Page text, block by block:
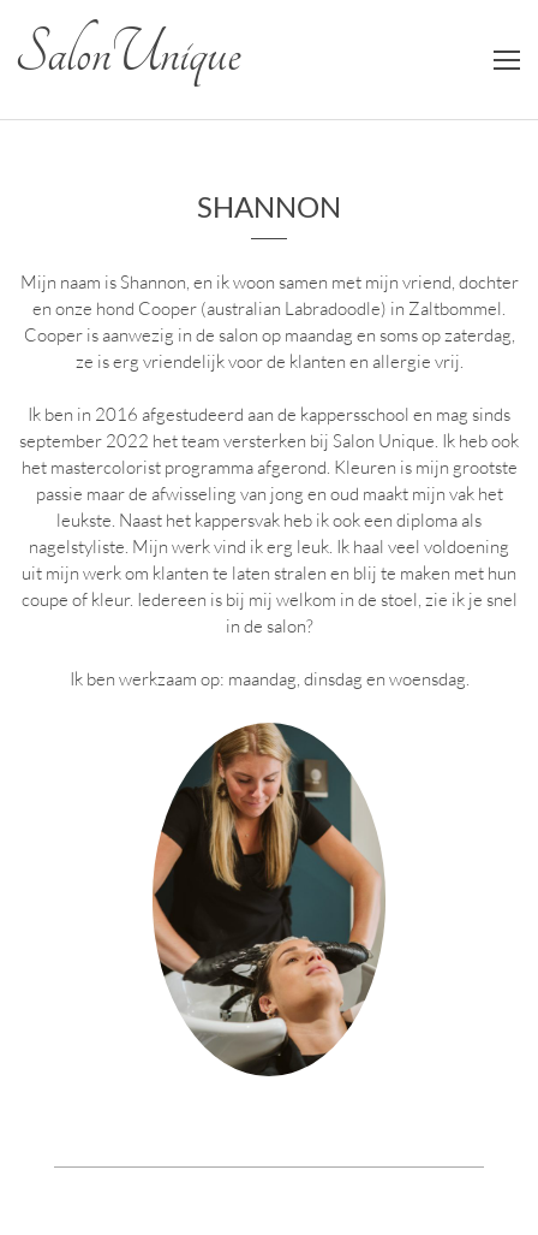
Salon Unique
SHANNON
Mijn naam is Shannon, en ik woon samen met mijn vriend, dochter
en onze hond Cooper (australian Labradoodle) in Zaltbommel.
Cooper is aanwezig in de salon op maandag en soms op zaterdag,
ze is erg vriendelijk voor de klanten en allergie vrij.
Ik ben in 2016 afgestudeerd aan de kappersschool en mag sinds
september 2022 het team versterken bij Salon Unique. Ik heb ook
het mastercolorist programma afgerond. Kleuren is mijn grootste
passie maar de afwisseling van jong en oud maakt mijn vak het
leukste. Naast het kappersvak heb ik ook een diploma als
nagelstyliste. Mijn werk vind ik erg leuk. Ik haal veel voldoening
uit mijn werk om klanten te laten stralen en blij te maken met hun
coupe of kleur. Iedereen is bij mij welkom in de stoel, zie ik je snel
in de salon?
Ik ben werkzaam op: maandag, dinsdag en woensdag.